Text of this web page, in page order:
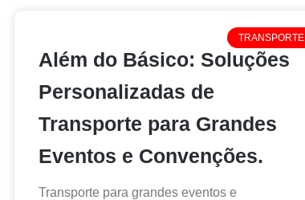
TRANSPORTE
Além do Básico: Soluções
Personalizadas de
Transporte para Grandes
Eventos e Convenções.
Transporte para grandes eventos e